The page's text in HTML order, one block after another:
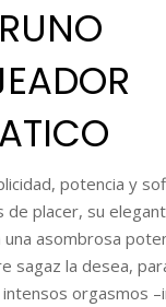
potencia y
de placer, su
una asombrosa
sagaz la desea,
orgasmos